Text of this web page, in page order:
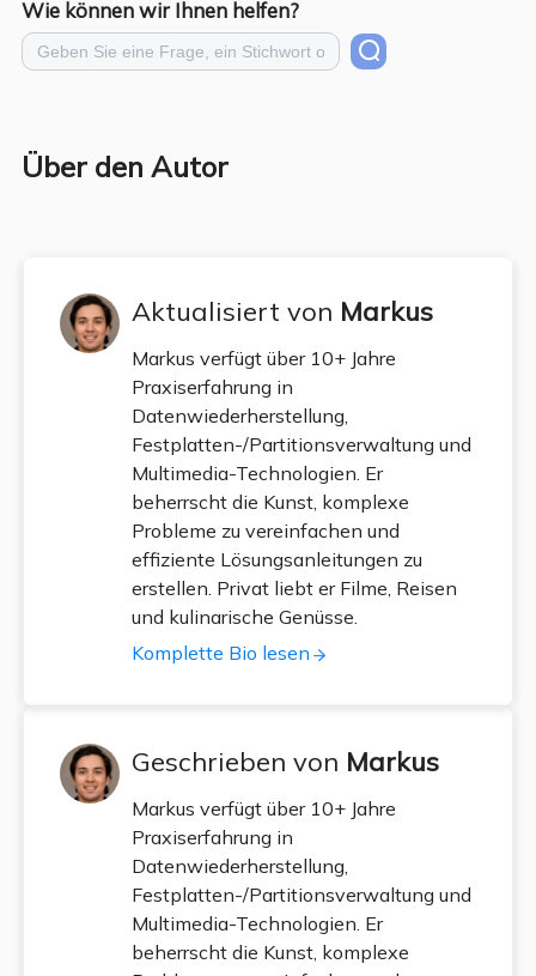
Wie können wir Ihnen helfen?
Über den Autor
Aktualisiert von Markus
Markus verfügt über 10+ Jahre
Praxiserfahrung in
Datenwiederherstellung,
Festplatten-/Partitionsverwaltung und
Multimedia-Technologien. Er
beherrscht die Kunst, komplexe
Probleme zu vereinfachen und
effiziente Lösungsanleitungen zu
erstellen. Privat liebt er Filme, Reisen
und kulinarische Genüsse.
Komplette Bio lesen
Geschrieben von Markus
Markus verfügt über 10+ Jahre
Praxiserfahrung in
Datenwiederherstellung,
Festplatten-/Partitionsverwaltung und
Multimedia-Technologien. Er
beherrscht die Kunst, komplexe